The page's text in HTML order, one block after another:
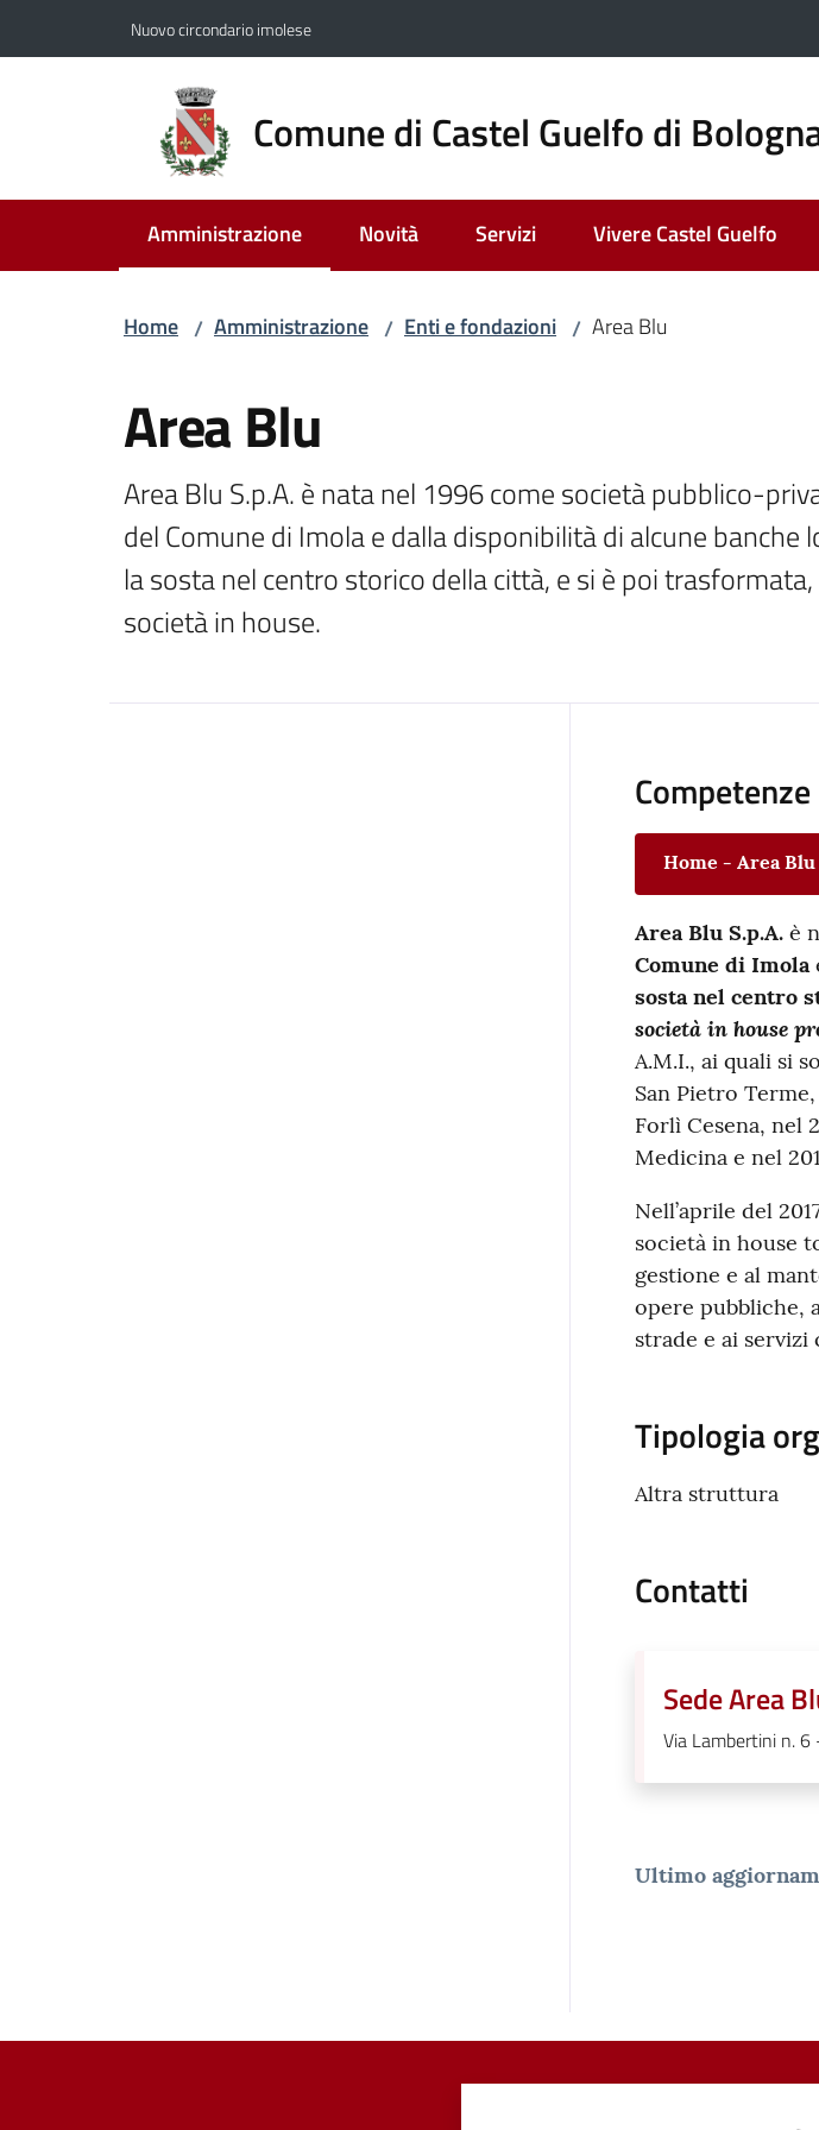
Nuovo circondario imolese
Comune di Castel Guelfo di
Amministrazione
Menu selezionato Novità Servizi Vivere Castel Guelfo
Home / Amministrazione / Enti e fondazioni / Area Blu
Area Blu
Area Blu S.p.A. è nata nel 1996 come società pubblico-
del Comune di Imola e dalla disponibilità di alcune banche
la sosta nel centro storico della città, e si è poi
società in house.
Competenze
Home - Area Blu
Area Blu S.p.A.è
Comune di Imola
sosta nel centro
società in house
A.M.I., ai quali si
San Pietro
Forlì Cesena, nel
Medicina e nel
Nell’aprile del
società in house
gestione e al
opere pubbliche,
strade e ai
Tipologia
Altra struttura
Contatti
Sede Area
Via Lambertini n.
Ultimo